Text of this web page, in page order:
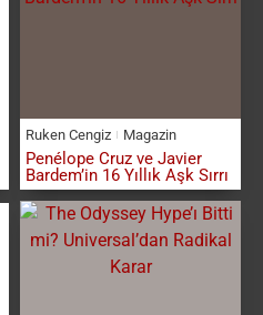
Ruken Cengiz Magazin
Penélope Cruz ve Javier
Bardem’in 16 Yıllık Aşk Sırrı